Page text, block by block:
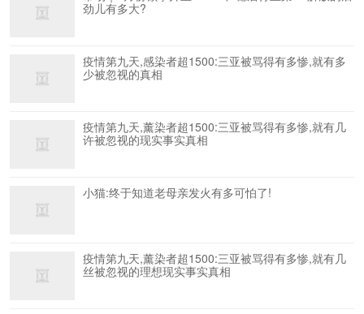
劲儿有多大?
疫情第九天,感染者超1500:三亚被骂得有多惨,就有多
少被忽视的真相
疫情第九天,薰染者超1500:三亚被骂得有多惨,就有几
许被忽视的现实事实真相
小猫:终于知道老母亲发火有多可怕了!
疫情第九天,薰染者超1500:三亚被骂得有多惨,就有几
丝被忽视的理想现实事实真相